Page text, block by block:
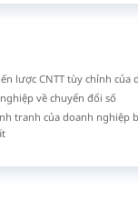
lược CNTT tùy chỉnh của
về chuyển đổi số
tranh của doanh nghiệp